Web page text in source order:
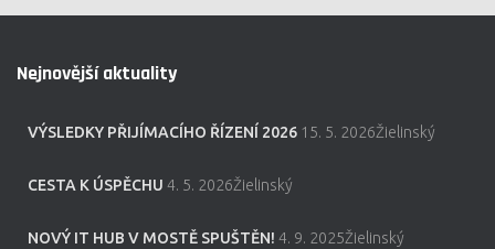
Nejnovější aktuality
VÝSLEDKY PŘIJÍMACÍHO ŘÍZENÍ 2026 15. 5. 2026Žielinský
CESTA K ÚSPĚCHU 4. 5. 2026Žielinský
NOVÝ IT HUB V MOSTĚ SPUŠTĚN! 4. 9. 2025Žielinský